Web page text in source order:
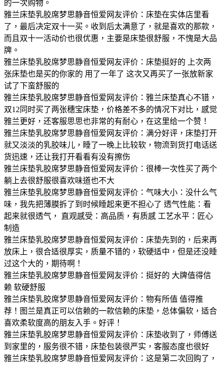
的一次购物。
雅兰床垫乳胶席梦思静音恒爱网友评价：床垫在实体店里看
了，最后决定双十一买。收到后太满意了，就是喜欢的那款，
而且双十一活动价也很优惠，主要是床垫很舒服，不愧是大品
牌。
雅兰床垫乳胶席梦思静音恒爱网友评价：床垫挺好的 上次两
张床垫也是买的你家的 用了一年了 这次又再买了一张放新家
试了下蛮舒服的
雅兰床垫乳胶席梦思静音恒爱网友评价：雅兰床垫真心不错，
双12同时买了两张穗宝床垫，价格差不多的情况下对比，感觉
雅兰更好，还客服思思也非常的有耐心，在这里给一个赞！
雅兰床垫乳胶席梦思静音恒爱网友评价：满分好评，床垫打开
就又淡淡的乳胶味儿，睡了一晚上比较软，物流到货打电话送
货迅速，还让我打开看看有没有擦伤
雅兰床垫乳胶席梦思静音恒爱网友评价：很棒一次性买了两个
躺上去很舒服很喜欢味道也不大
雅兰床垫乳胶席梦思静音恒爱网友评价：气味大小：没什么气
味，我先把薄膜拆了到时候睡起来更不担心了 透气性能：看
起来就很透气， 直观感受：高品质，有质感 工艺水平：匠心
制造
雅兰床垫乳胶席梦思静音恒爱网友评价：床垫先到的，后来再
放床上，很合适很厚实，质量不错的，软硬适中，但是还没睡
过这个大的，期待啊！
雅兰床垫乳胶席梦思静音恒爱网友评价：挺好的 大牌值得信
赖 软硬舒服
雅兰床垫乳胶席梦思静音恒爱网友评价：物有所值 值得推
荐！图兰是真正可以信赖的一款信赖的床垫，总体偏软，适合
喜欢柔软度高的朋友入手。好评！
雅兰床垫乳胶席梦思静音恒爱网友评价：床垫收到了，师傅送
到家里的，服务很不错，床垫包装很严实，客服态度也很好
雅兰床垫乳胶席梦思静音恒爱网友评价：这是第二次回购了，